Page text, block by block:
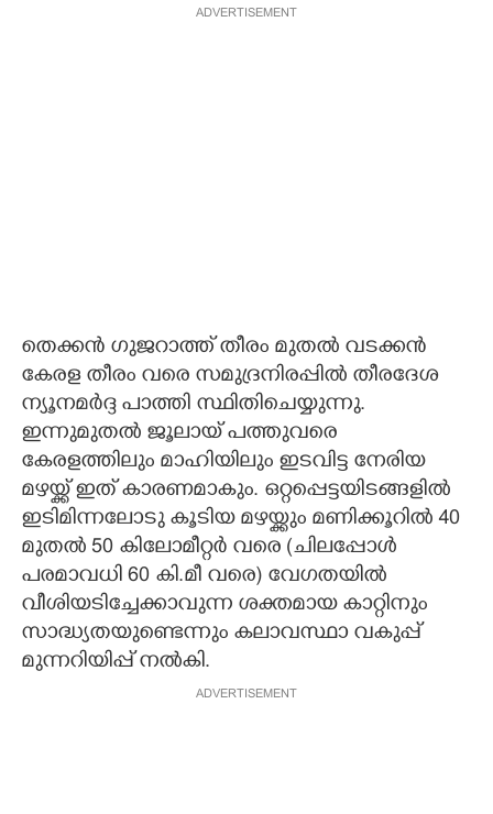
ADVERTISEMENT
തെക്കൻ ഗുജറാത്ത് തീരം മുതൽ വടക്കൻ
കേരള തീരം വരെ സമുദ്രനിരപ്പിൽ തീരദേശ
ന്യൂനമർദ്ദ പാത്തി സ്ഥിതിചെയ്യുന്നു.
ഇന്നുമുതൽ ജൂലായ് പത്തുവരെ
കേരളത്തിലും മാഹിയിലും ഇടവിട്ട നേരിയ
മഴയ്ക്ക് ഇത് കാരണമാകും. ഒറ്റപ്പെട്ടയിടങ്ങളിൽ
ഇടിമിന്നലോടു കൂടിയ മഴയ്ക്കും മണിക്കൂറിൽ 40
മുതൽ 50 കിലോമീറ്റർ വരെ (ചിലപ്പോൾ
പരമാവധി 60 കി.മീ വരെ) വേഗതയിൽ
വീശിയടിച്ചേക്കാവുന്ന ശക്തമായ കാറ്റിനും
സാദ്ധ്യതയുണ്ടെന്നും കലാവസ്ഥാ വകുപ്പ്
മുന്നറിയിപ്പ് നൽകി.
ADVERTISEMENT